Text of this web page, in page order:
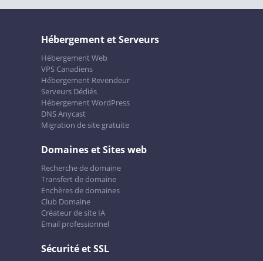
Hébergement et Serveurs
Hébergement Web
VPS Canadiens
Hébergement Revendeur
Serveurs Dédiés
Hébergement WordPress
DNS Anycast
Migration de site gratuite
Domaines et Sites web
Recherche de domaine
Transfert de domaine
Enchères de domaines
Club Domaine
Créateur de site IA
Email professionnel
Sécurité et SSL